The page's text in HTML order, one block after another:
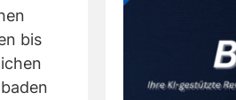
bis